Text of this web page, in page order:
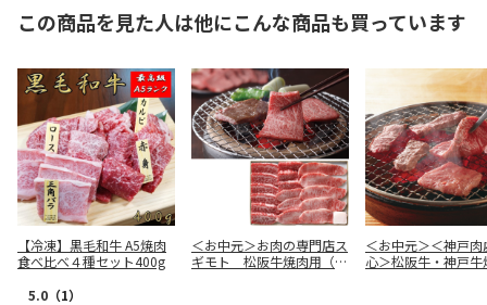
この商品を見た人は他にこんな商品も買っています
【冷凍】黒毛和牛 A5焼肉
食べ比べ４種セット400g
5.0 （1）
＜お中元＞お肉の専門店ス
ギモト 松阪牛焼肉用（東
＜お中元＞＜神戸
心＞松阪牛・神戸牛